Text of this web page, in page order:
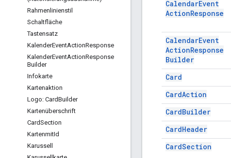
Rahmenlinienstil
Schaltfläche
Tastensatz
KalenderEventActionResponse
KalenderEventActionResponse
Builder
Infokarte
Kartenaktion
Logo: CardBuilder
Kartenüberschrift
CardSection
KartenmitId
Karussell
CalendarEvent
ActionResponse
CalendarEvent
ActionResponse
Builder
Card
CardAction
CardBuilder
CardHeader
CardSection